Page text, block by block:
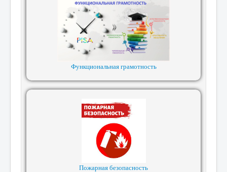
Функциональная грамотность
Пожарная безопасность